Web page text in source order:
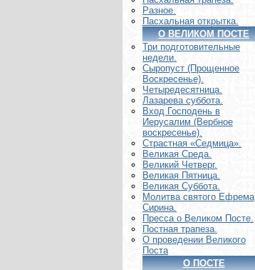
Разное.
Пасхальная открытка.
О ВЕЛИКОМ ПОСТЕ
Три подготовительные
недели.
Сыропуст (Прощенное
Воскресенье).
Четыредесятница.
Лазарева суббота.
Вход Господень в
Иерусалим (Вербное
воскресенье).
Страстная «Седмица».
Великая Среда.
Великий Четверг.
Великая Пятница.
Великая Суббота.
Молитва святого Ефрема
Сирина.
Пресса о Великом Посте.
Постная трапеза.
О проведении Великого
Поста
О ПОСТЕ